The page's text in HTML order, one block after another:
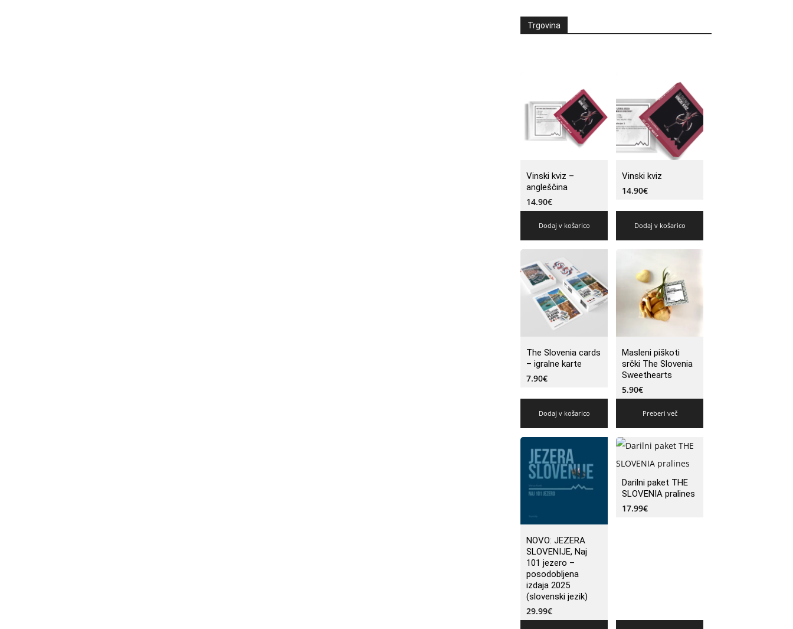
Trgovina
Vinski kviz –
angleščina
14.90€
Dodaj v košarico
Vinski kviz
14.90€
Dodaj v košarico
The Slovenia cards
– igralne karte
7.90€
Dodaj v košarico
Masleni piškoti
srčki The Slovenia
Sweethearts
5.90€
Preberi več
NOVO: JEZERA
SLOVENIJE, Naj
101 jezero –
posodobljena
izdaja 2025
(slovenski jezik)
29.99€
Darilni paket THE
SLOVENIA pralines
17.99€